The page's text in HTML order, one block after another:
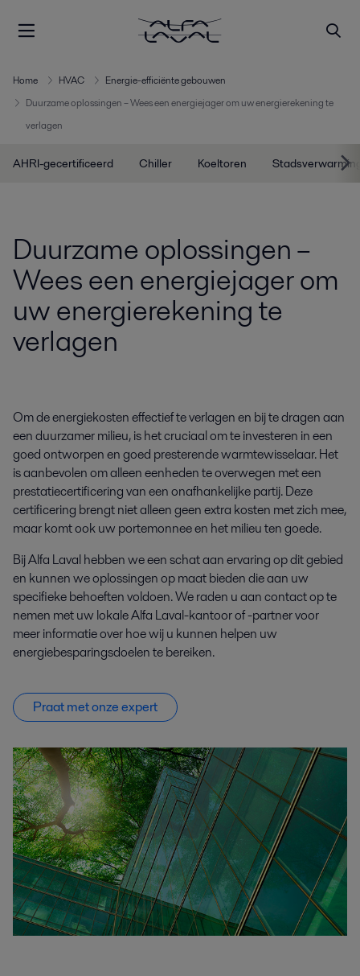
Home HVAC
Energie-efficiënte gebouwen
Duurzame oplossingen – Wees een energiejager om uw energierekening te
verlagen
AHRI-gecertificeerd Chiller Koeltoren
Duurzame oplossingen –
Wees een energiejager om
uw energierekening te
verlagen
Om de energiekosten effectief te verlagen en bij te dragen aan
een duurzamer milieu, is het cruciaal om te investeren in een
goed ontworpen en goed presterende warmtewisselaar. Het
is aanbevolen om alleen eenheden te overwegen met een
prestatiecertificering van een onafhankelijke partij. Deze
certificering brengt niet alleen geen extra kosten met zich mee,
maar komt ook uw portemonnee en het milieu ten goede.
Bij Alfa Laval hebben we een schat aan ervaring op dit gebied
en kunnen we oplossingen op maat bieden die aan uw
specifieke behoeften voldoen. We raden u aan contact op te
nemen met uw lokale Alfa Laval-kantoor of -partner voor
meer informatie over hoe wij u kunnen helpen uw
energiebesparingsdoelen te bereiken.
Praat met onze expert